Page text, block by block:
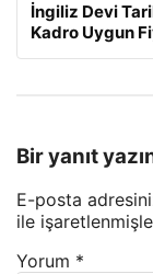
İngiliz Devi
Kadro Uygun
Bir yanıt
E-posta
ile
Yorum *